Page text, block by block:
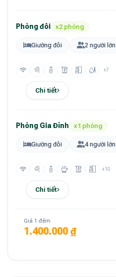
Phòng đôi x2 phòng
Giường đôi 2 người lớn
+7
Chi tiết
Phòng Gia Đình x1 phòng
Giường đôi 4 người lớn
+10
Chi tiết
Giá 1 đêm
1.400.000 ₫